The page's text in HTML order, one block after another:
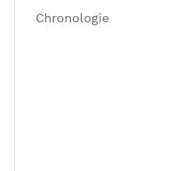
Chronologie